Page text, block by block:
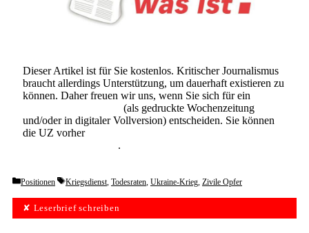
Dieser Artikel ist für Sie kostenlos. Kritischer Journalismus
braucht allerdings Unterstützung, um dauerhaft existieren zu
können. Daher freuen wir uns, wenn Sie sich für ein
(als gedruckte Wochenzeitung
und/oder in digitaler Vollversion) entscheiden. Sie können
die UZ vorher
.
Categories
Positionen Tags
Kriegsdienst, Todesraten, Ukraine-Krieg, Zivile Opfer
✘ Leserbrief schreiben